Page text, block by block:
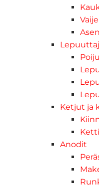
Ketjut ja
Anodit